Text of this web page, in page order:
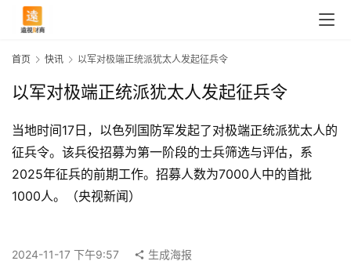
首页 快讯 以军对极端正统派犹太人发起征兵令
以军对极端正统派犹太人发起征兵令
当地时间17日，以色列国防军发起了对极端正统派犹太人的
征兵令。该兵役招募为第一阶段的士兵筛选与评估，系
2025年征兵的前期工作。招募人数为7000人中的首批
1000人。（央视新闻）
2024-11-17 下午9:57 生成海报